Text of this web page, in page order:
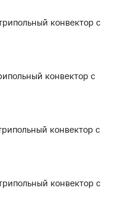
конвектор с
конвектор с
конвектор с
конвектор с